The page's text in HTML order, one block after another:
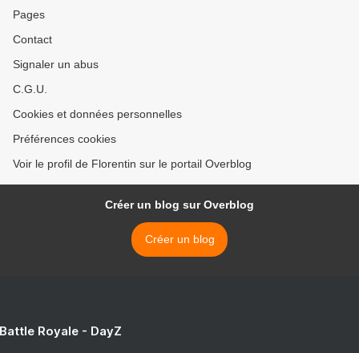
Pages
Contact
Signaler un abus
C.G.U.
Cookies et données personnelles
Préférences cookies
Voir le profil de Florentin sur le portail Overblog
Créer un blog sur Overblog
Créer un blog
Royale - DayZ